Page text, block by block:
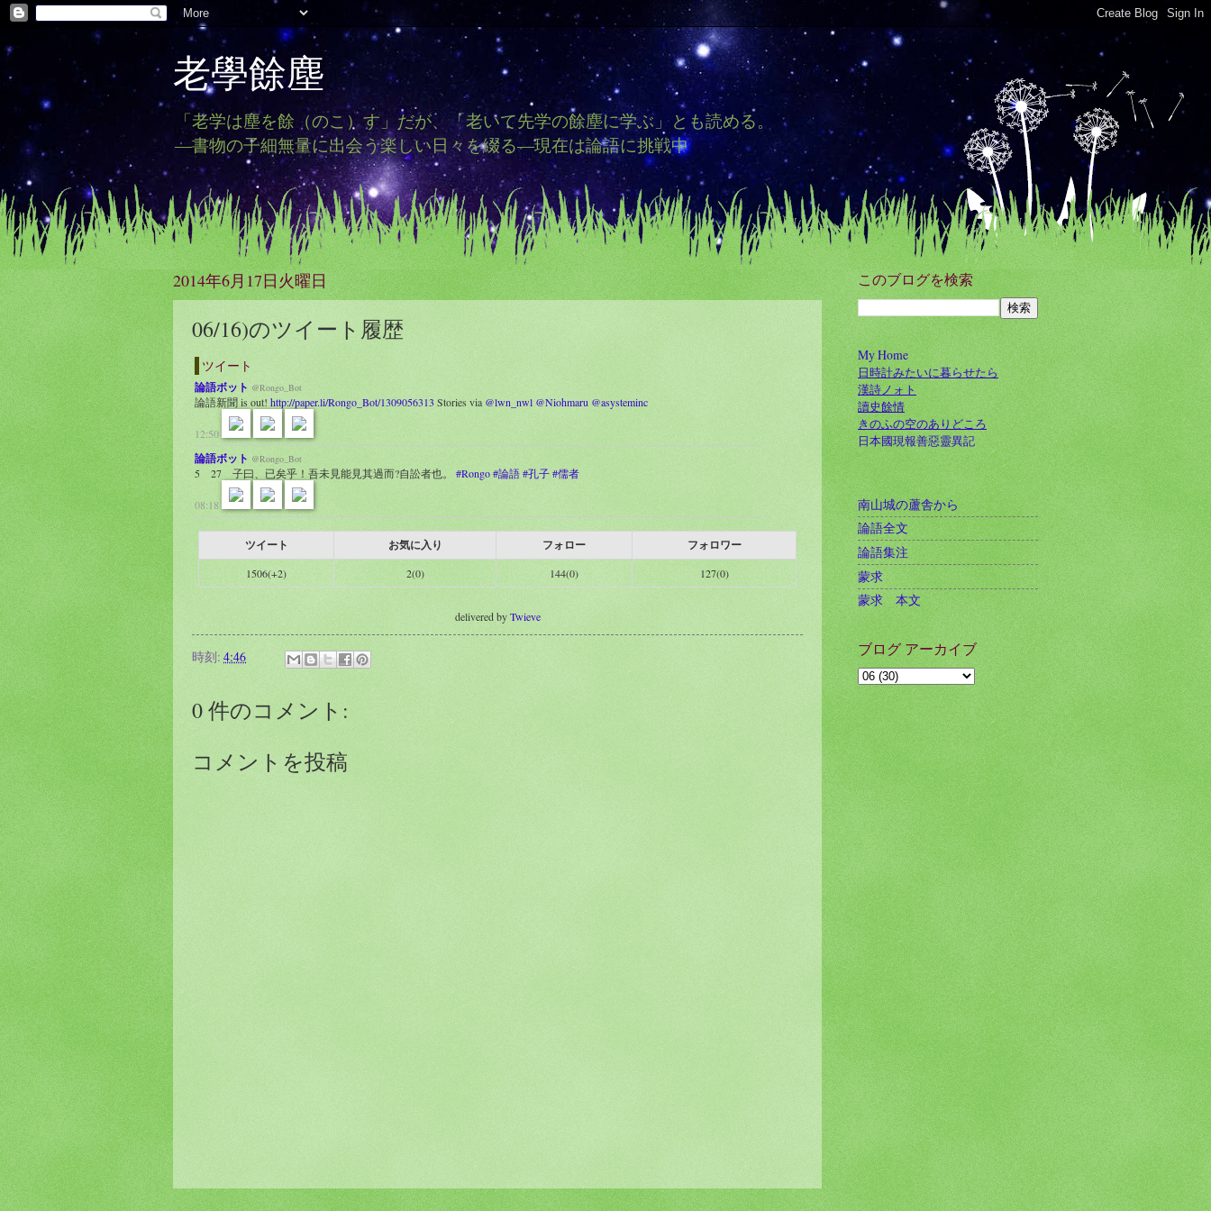
老學餘塵
「老学は塵を餘（のこ）す」だが、「老いて先学の餘塵に学ぶ」とも読める。
―書物の子細無量に出会う楽しい日々を綴る―現在は論語に挑戦中
2014年6月17日火曜日
06/16)のツイート履歴
ツイート
論語ボット @Rongo_Bot
論語新聞 is out! http://paper.li/Rongo_Bot/1309056313Stories via @lwn_nwl @Niohmaru @asysteminc
12:50
論語ボット @Rongo_Bot
5 27 子曰、已矣乎！吾未見能見其過而?自訟者也。 #Rongo#論語#孔子#儒者
08:18
ツイート お気に入り フォロー フォロワー
1506(+2) 2(0) 144(0) 127(0)
delivered byTwieve
時刻: 4:46
0 件のコメント:
コメントを投稿
このブログを検索
My Home
日時計みたいに暮らせたら
漢詩ノォト
讀史餘情
きのふの空のありどころ
日本國現報善惡靈異記
南山城の蘆舎から
論語全文
論語集注
蒙求
蒙求 本文
ブログ アーカイブ